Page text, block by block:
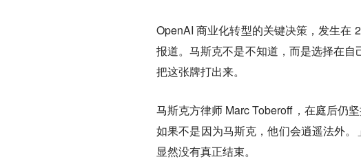
OpenAI 商业化转型的关键决策，发生在
报道。马斯克不是不知道，而是选择在
把这张牌打出来。
马斯克方律师 Marc Toberoff，在庭后仍
如果不是因为马斯克，他们会逍遥法外
显然没有真正结束。